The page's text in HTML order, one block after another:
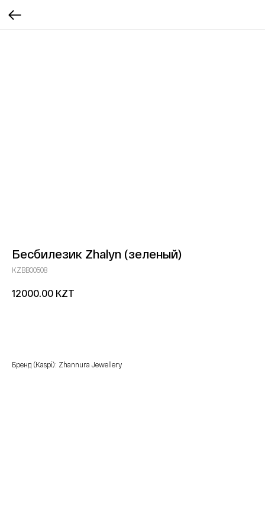
Бесбилезик Zhalyn (зеленый)
KZBB00508
12000.00 KZT
Бренд (Kaspi): Zhannura Jewellery